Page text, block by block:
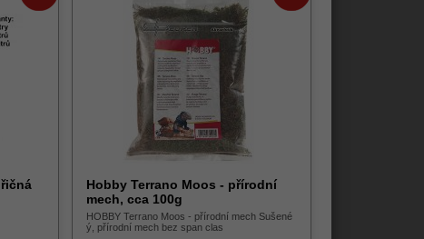
Hobby Terrano Moos - přírodní
mech, cca 100g
HOBBY Terrano Moos - přírodní mech Sušené
ý, přírodní mech bez span clas